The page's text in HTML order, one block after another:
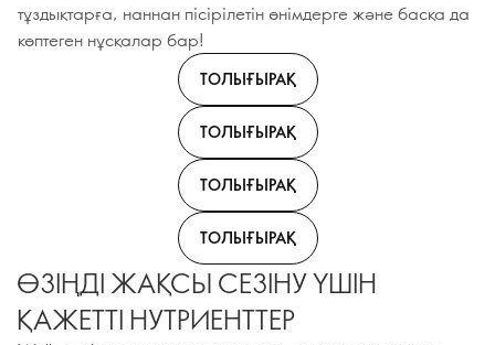
тұздықтарға, наннан пісірілетін өнімдерге және басқа да
көптеген нұсқалар бар!
ТОЛЫҒЫРАҚ
ТОЛЫҒЫРАҚ
ТОЛЫҒЫРАҚ
ТОЛЫҒЫРАҚ
ӨЗІҢДІ ЖАҚСЫ СЕЗІНУ ҮШІН
ҚАЖЕТТІ НУТРИЕНТТЕР